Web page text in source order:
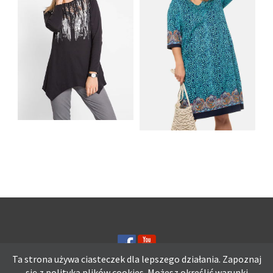
Ta strona używa ciasteczek dla lepszego działania. Zapoznaj